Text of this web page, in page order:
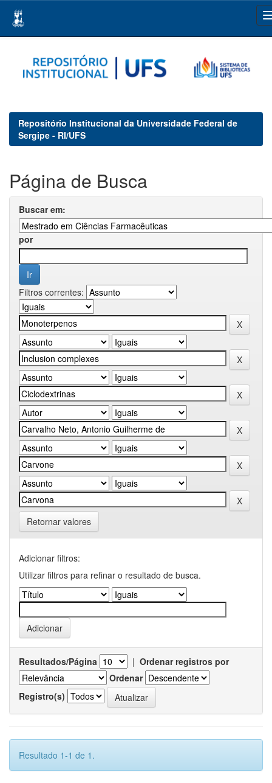
navigation
Repositório Institucional da Universidade Federal de
Sergipe - RI/UFS
Página de Busca
Buscar em:
por
Filtros correntes:
Retornar valores
Adicionar filtros:
Utilizar filtros para refinar o resultado de busca.
Resultados/Página | Ordenar registros por
Ordenar
Registro(s)
Resultado 1-1 de 1.